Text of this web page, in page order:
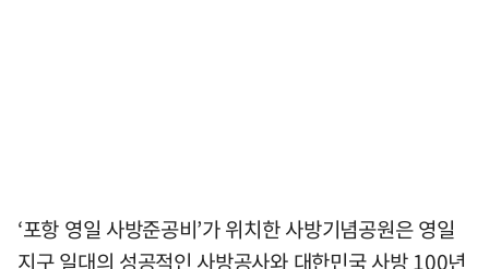
‘포항 영일 사방준공비’가 위치한 사방기념공원은 영일
지구 일대의 성공적인 사방공사와 대한민국 사방 100년